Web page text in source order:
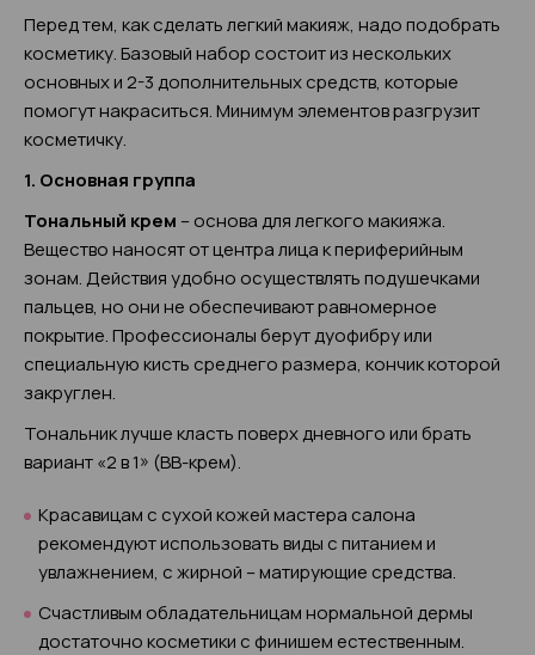
Перед тем, как сделать легкий макияж, надо подобрать
косметику. Базовый набор состоит из нескольких
основных и 2-3 дополнительных средств, которые
помогут накраситься. Минимум элементов разгрузит
косметичку.
1. Основная группа
Тональный крем – основа для легкого макияжа.
Вещество наносят от центра лица к периферийным
зонам. Действия удобно осуществлять подушечками
пальцев, но они не обеспечивают равномерное
покрытие. Профессионалы берут дуофибру или
специальную кисть среднего размера, кончик которой
закруглен.
Тональник лучше класть поверх дневного или брать
вариант «2 в 1» (ВВ-крем).
Красавицам с сухой кожей мастера салона
рекомендуют использовать виды с питанием и
увлажнением, с жирной – матирующие средства.
Счастливым обладательницам нормальной дермы
достаточно косметики с финишем естественным.